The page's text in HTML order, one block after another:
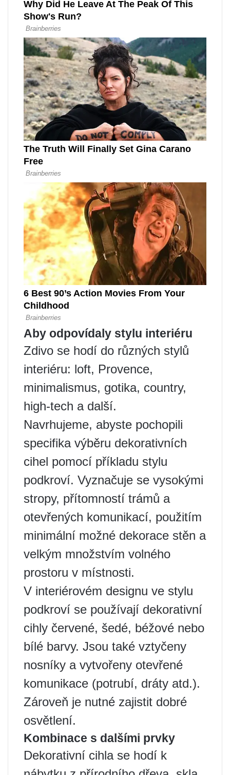
Aby odpovídaly stylu interiéru
Zdivo se hodí do různých stylů
interiéru: loft, Provence,
minimalismus, gotika, country,
high-tech a další.
Navrhujeme, abyste pochopili
specifika výběru dekorativních
cihel pomocí příkladu stylu
podkroví. Vyznačuje se vysokými
stropy, přítomností trámů a
otevřených komunikací, použitím
minimální možné dekorace stěn a
velkým množstvím volného
prostoru v místnosti.
V interiérovém designu ve stylu
podkroví se používají dekorativní
cihly červené, šedé, béžové nebo
bílé barvy. Jsou také vztyčeny
nosníky a vytvořeny otevřené
komunikace (potrubí, dráty atd.).
Zároveň je nutné zajistit dobré
osvětlení.
Kombinace s dalšími prvky
Dekorativní cihla se hodí k